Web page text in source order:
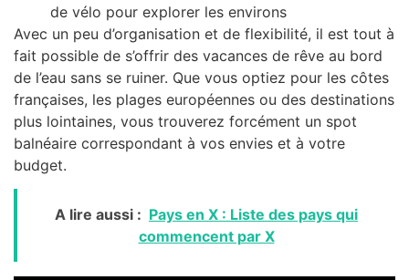
de vélo pour explorer les environs
Avec un peu d’organisation et de flexibilité, il est tout à
fait possible de s’offrir des vacances de rêve au bord
de l’eau sans se ruiner. Que vous optiez pour les côtes
françaises, les plages européennes ou des destinations
plus lointaines, vous trouverez forcément un spot
balnéaire correspondant à vos envies et à votre
budget.
A lire aussi : Pays en X : Liste des pays qui
commencent par X